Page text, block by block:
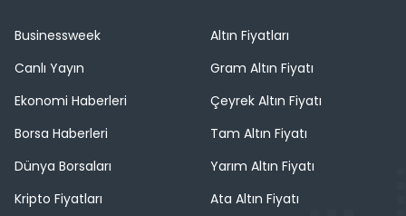
Businessweek
Canlı Yayın
Ekonomi Haberleri
Borsa Haberleri
Dünya Borsaları
Kripto Fiyatları
Altın Fiyatları
Gram Altın Fiyatı
Çeyrek Altın Fiyatı
Tam Altın Fiyatı
Yarım Altın Fiyatı
Ata Altın Fiyatı